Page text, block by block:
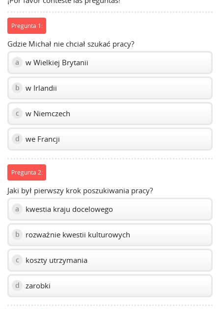
Pregunta 1:
Gdzie Michał nie chciał szukać pracy?
a w Wielkiej Brytanii
b w Irlandii
c w Niemczech
d we Francji
Pregunta 2:
Jaki był pierwszy krok poszukiwania pracy?
a kwestia kraju docelowego
b rozważnie kwestii kulturowych
c koszty utrzymania
d zarobki